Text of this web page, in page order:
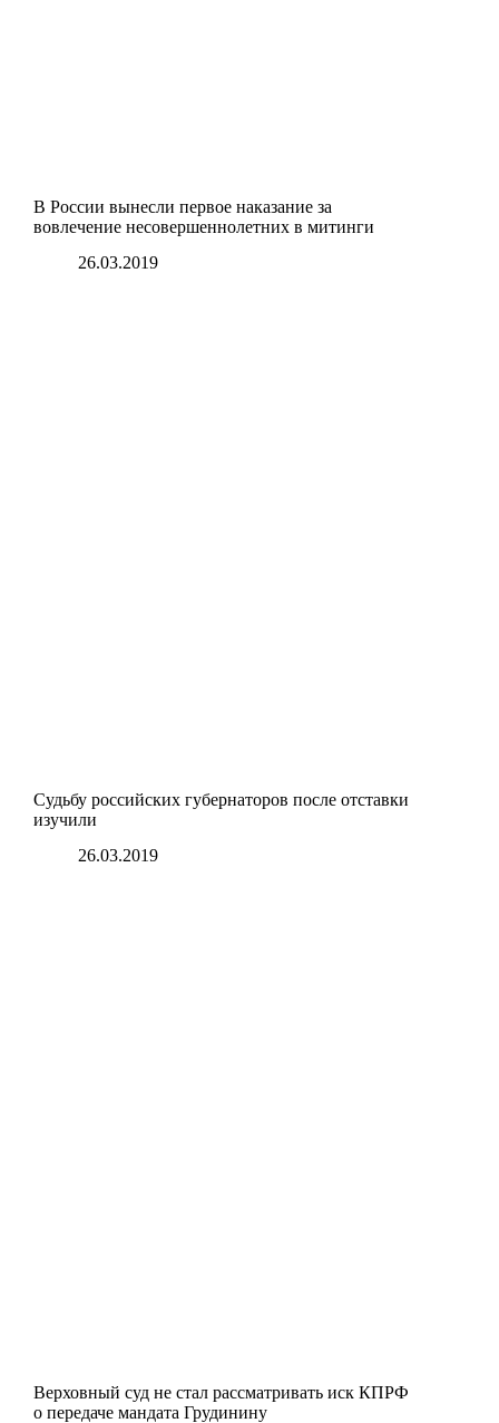
В России вынесли первое наказание за
вовлечение несовершеннолетних в митинги
26.03.2019
Судьбу российских губернаторов после отставки
изучили
26.03.2019
Верховный суд не стал рассматривать иск КПРФ
о передаче мандата Грудинину